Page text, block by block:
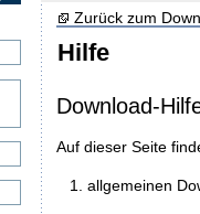
Hilfe
Zurück zum
Download-
Auf dieser Seite
allgemeinen